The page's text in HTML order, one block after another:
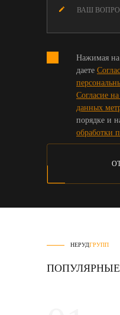
Нажимая
даете
Согласие
данных
порядке и
обработки
НЕРУДГРУПП